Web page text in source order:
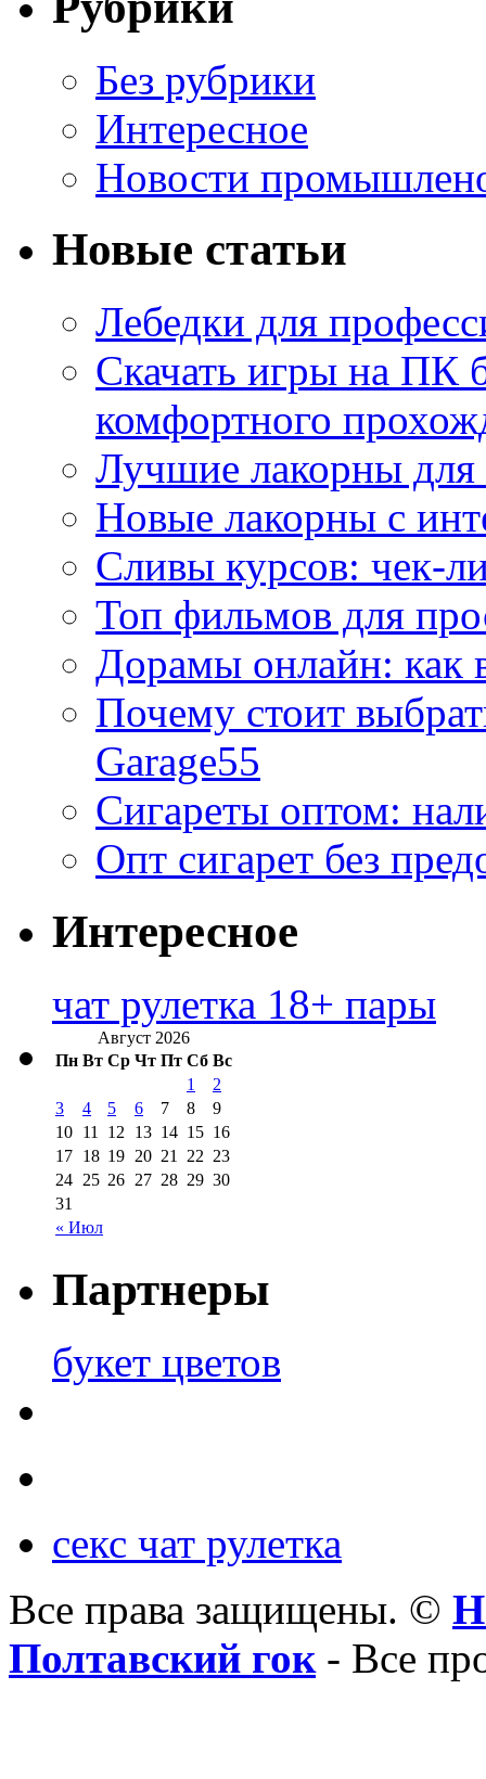
Без рубрики
Интересное
Новости
Новые статьи
Лебедки для
Скачать игры на ПК
комфортного
Лучшие лакорны для
Новые лакорны с
Сливы курсов: чек-
Топ фильмов для
Дорамы онлайн: как
Почему стоит
Garage55
Сигареты оптом:
Опт сигарет без
Интересное
чат рулетка 18+ пары
Август 2026
Пн Вт Ср Чт Пт Сб Вс
« Июл
1
2
3
4 5 6 7 8
9
10 11 12 13 14 15 16
17 18 19 20 21 22 23
24 25 26 27 28 29 30
31
Партнеры
букет цветов
секс чат рулетка
Все права защищены. ©
Полтавский гок- Все